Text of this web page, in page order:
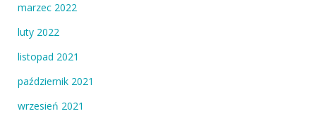
marzec 2022
luty 2022
listopad 2021
październik 2021
wrzesień 2021